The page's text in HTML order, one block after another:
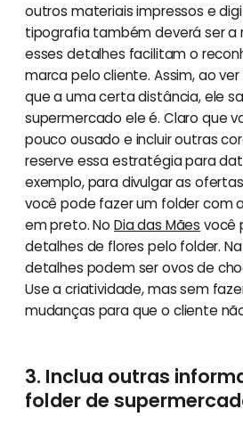
outros materiais impressos e
tipografia também deverá ser a
esses detalhes facilitam o
marca pelo cliente. Assim, ao
que a uma certa distância, ele
supermercado ele é. Claro que
pouco ousado e incluir outras
reserve essa estratégia para
exemplo, para divulgar as
você pode fazer um folder com
em preto. No Dia das Mães você
detalhes de flores pelo folder. Na
detalhes podem ser ovos de
Use a criatividade, mas sem
mudanças para que o cliente
3. Inclua outras
folder de